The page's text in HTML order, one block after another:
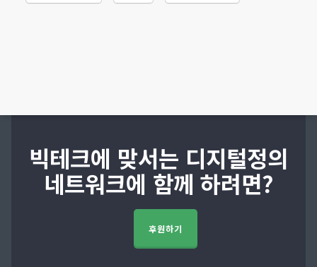
빅테크에 맞서는 디지털정의
네트워크에 함께 하려면?
후원하기